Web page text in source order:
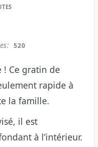
520
! Ce gratin de
rapide à
la famille.
il est
à l’intérieur.